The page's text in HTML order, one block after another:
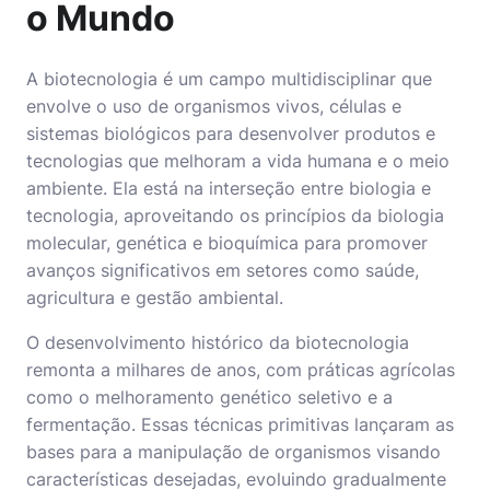
o Mundo
A biotecnologia é um campo multidisciplinar que
envolve o uso de organismos vivos, células e
sistemas biológicos para desenvolver produtos e
tecnologias que melhoram a vida humana e o meio
ambiente. Ela está na interseção entre biologia e
tecnologia, aproveitando os princípios da biologia
molecular, genética e bioquímica para promover
avanços significativos em setores como saúde,
agricultura e gestão ambiental.
O desenvolvimento histórico da biotecnologia
remonta a milhares de anos, com práticas agrícolas
como o melhoramento genético seletivo e a
fermentação. Essas técnicas primitivas lançaram as
bases para a manipulação de organismos visando
características desejadas, evoluindo gradualmente